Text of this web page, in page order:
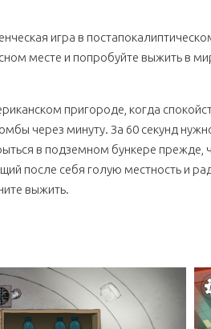
игра в
месте и попробуйте выжить в
пригороде, когда
через минуту. За 60 секунд
в подземном бункере прежде,
после себя голую местность и
выжить.